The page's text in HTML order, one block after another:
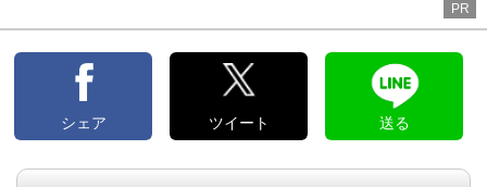
PR
シェア ツイート 送る